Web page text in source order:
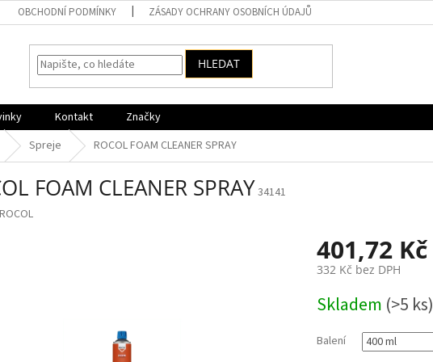
OBCHODNÍ PODMÍNKY ZÁSADY OCHRANY OSOBNÍCH ÚDAJŮ
HLEDAT
Kontakt
Značky
Spreje
ROCOL FOAM CLEANER SPRAY
FOAM CLEANER SPRAY34141
ROCOL
401,72 Kč
332 Kč bez DPH
cena:
Skladem (>5 ks)
Balení